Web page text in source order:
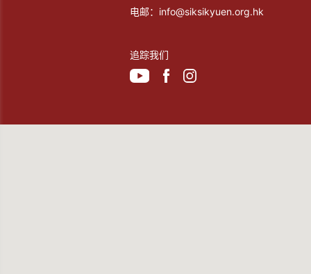
电邮： info@siksikyuen.org.hk
追踪我们